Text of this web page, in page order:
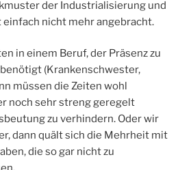
der Industrialisierung und
nicht mehr angebracht.
in einem Beruf, der Präsenz zu
(Krankenschwester,
müssen die Zeiten wohl
noch sehr streng geregelt
zu verhindern. Oder wir
dann quält sich die Mehrheit mit
die so gar nicht zu